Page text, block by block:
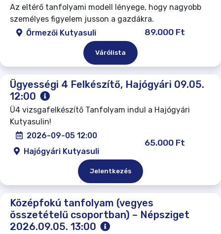
Az eltérő tanfolyami modell lényege, hogy nagyobb
személyes figyelem jusson a gazdákra.
Őrmezői Kutyasuli
89.000 Ft
Várólista
Ügyességi 4 Felkészítő, Hajógyári 09.05.
12:00
Ü4 vizsgafelkészítő Tanfolyam indul a Hajógyári
Kutyasulin!
2026-09-05 12:00
Hajógyári Kutyasuli
65.000 Ft
Jelentkezés
Középfokú tanfolyam (vegyes
összetételű csoportban) – Népsziget
2026.09.05. 13:00